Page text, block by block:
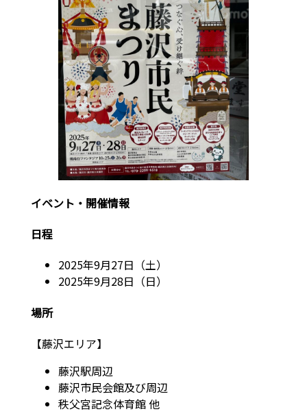
イベント・開催情報
日程
2025年9月27日（土）
2025年9月28日（日）
場所
【藤沢エリア】
藤沢駅周辺
藤沢市民会館及び周辺
秩父宮記念体育館 他